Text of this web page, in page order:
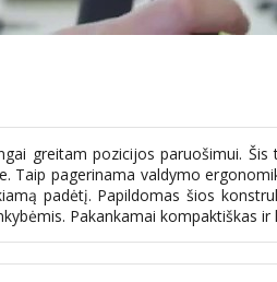
greitam pozicijos paruošimui.
pagerinama valdymo
padėtį. Papildomas šios
Pakankamai kompaktiškas